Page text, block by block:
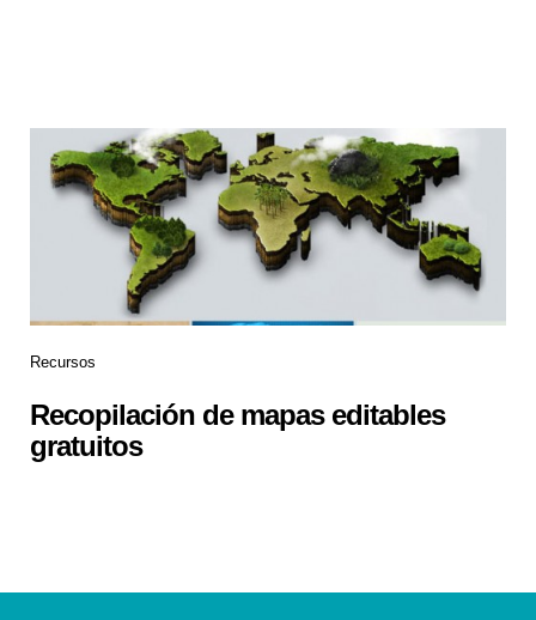
Recursos
Recopilación de mapas editables
gratuitos